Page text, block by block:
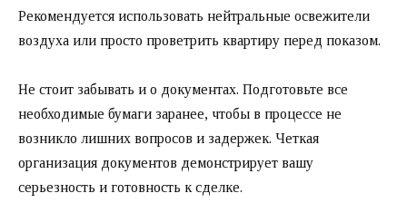
Рекомендуется использовать нейтральные освежители
воздуха или просто проветрить квартиру перед показом.
Не стоит забывать и о документах. Подготовьте все
необходимые бумаги заранее, чтобы в процессе не
возникло лишних вопросов и задержек. Четкая
организация документов демонстрирует вашу
серьезность и готовность к сделке.